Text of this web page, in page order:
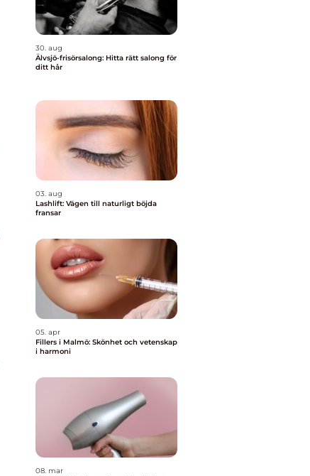
30. aug
Älvsjö-frisörsalong: Hitta rätt salong för
ditt hår
03. aug
Lashlift: Vägen till naturligt böjda
fransar
05. apr
Fillers i Malmö: Skönhet och vetenskap
i harmoni
08. mar